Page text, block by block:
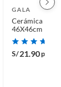
GALA
Cerámica
46X46cm
S/21.90por